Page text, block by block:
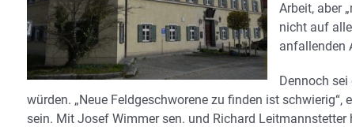
Arbeit, aber
nicht auf
anfallenden
Dennoch
würden. „Neue Feldgeschworene zu finden ist
sein. Mit Josef Wimmer sen. und Richard